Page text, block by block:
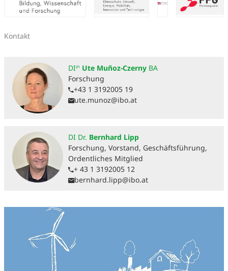
Kontakt
DIⁱⁿ Ute Muñoz-Czerny BA
Forschung
+43 1 3192005 19
ute.munoz@ibo.at
DI Dr. Bernhard Lipp
Forschung, Vorstand, Geschäftsführung,
Ordentliches Mitglied
+ 43 1 3192005 12
bernhard.lipp@ibo.at